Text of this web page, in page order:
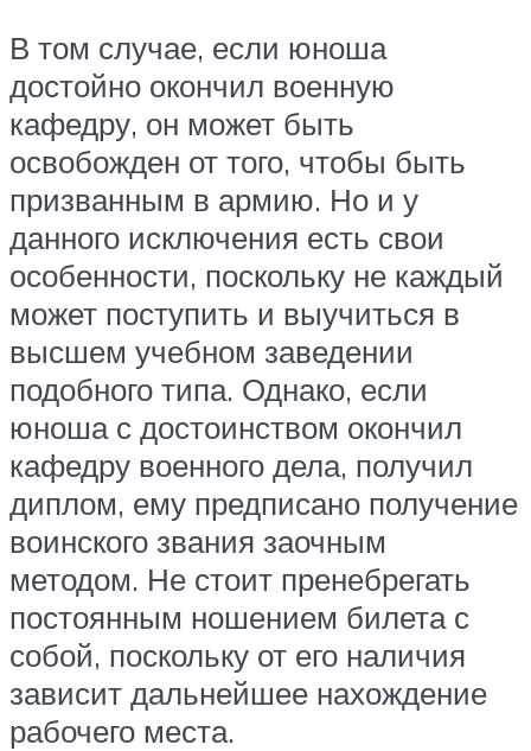
В том случае, если юноша
достойно окончил военную
кафедру, он может быть
освобожден от того, чтобы быть
призванным в армию. Но и у
данного исключения есть свои
особенности, поскольку не каждый
может поступить и выучиться в
высшем учебном заведении
подобного типа. Однако, если
юноша с достоинством окончил
кафедру военного дела, получил
диплом, ему предписано получение
воинского звания заочным
методом. Не стоит пренебрегать
постоянным ношением билета с
собой, поскольку от его наличия
зависит дальнейшее нахождение
рабочего места.